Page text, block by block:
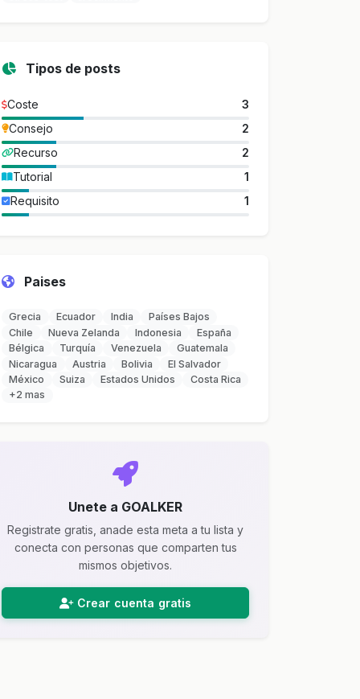
Tipos de posts
Coste
3
Consejo
2
Recurso
2
Tutorial
1
Requisito
1
Paises
Grecia Ecuador India
Países Bajos
Chile
Nueva Zelanda Indonesia
España
Bélgica
Turquía Venezuela
Guatemala
Nicaragua
Austria Bolivia
El Salvador
México
Suiza Estados Unidos
Costa Rica
+2 mas
Unete a GOALKER
Registrate gratis, anade esta meta a tu lista y
conecta con personas que comparten tus
mismos objetivos.
Crear cuenta gratis